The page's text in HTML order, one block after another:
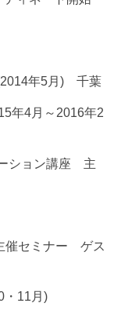
年5月) 千葉
年4月～2016年2
ション講座 主
催セミナー ゲス
・11月)